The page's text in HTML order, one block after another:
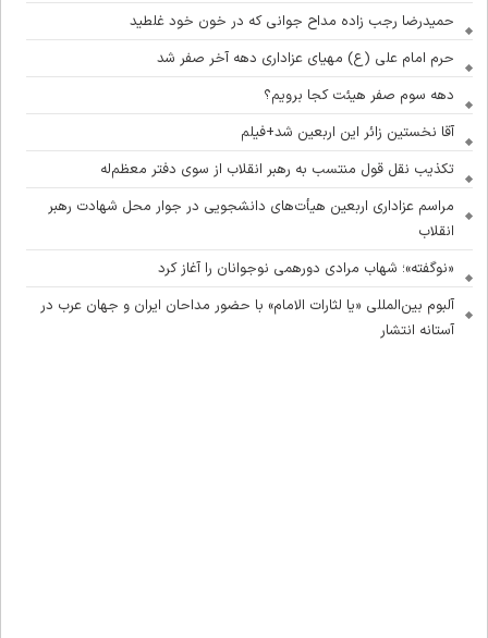
حمیدرضا رجب زاده مداح جوانی که در خون خود غلطید
حرم امام علی (ع) مهیای عزاداری دهه آخر صفر شد
دهه سوم صفر هیئت کجا برویم؟
آقا نخستین زائر این اربعین شد+فیلم
تکذیب نقل قول منتسب به رهبر انقلاب از سوی دفتر معظم‌له
مراسم عزاداری اربعین هیأت‌های دانشجویی در جوار محل شهادت رهبر
انقلاب
«نوگفته»؛ شهاب مرادی دورهمی نوجوانان را آغاز کرد
آلبوم بین‌المللی «یا لثارات الامام» با حضور مداحان ایران و جهان عرب در
آستانه انتشار